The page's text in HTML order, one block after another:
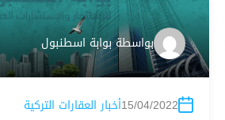
بواسطةبوابة اسطنبول
15/04/2022أخبار العقارات التركية